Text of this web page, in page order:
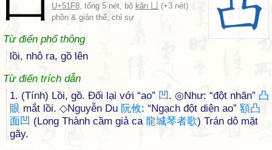
U+51F8, tổng 5 nét, bộ kǎn 凵 (+3 nét)
phồn & giản thể, chỉ sự
Từ điển phổ thông
lồi, nhô ra, gồ lên
Từ điển trích dẫn
1. (Tính) Lồi, gồ. Đối lại với “ao” 凹 . ◎Như: “đột nhãn” 凸
眼 mắt lồi. ◇Nguyễn Du 阮攸: “Ngạch đột diện ao” 額凸
面凹 (Long Thành cầm giả ca 龍城琴者歌) Trán dô mặt
gãy.